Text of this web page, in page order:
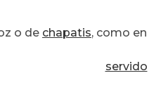
o de chapatis, como